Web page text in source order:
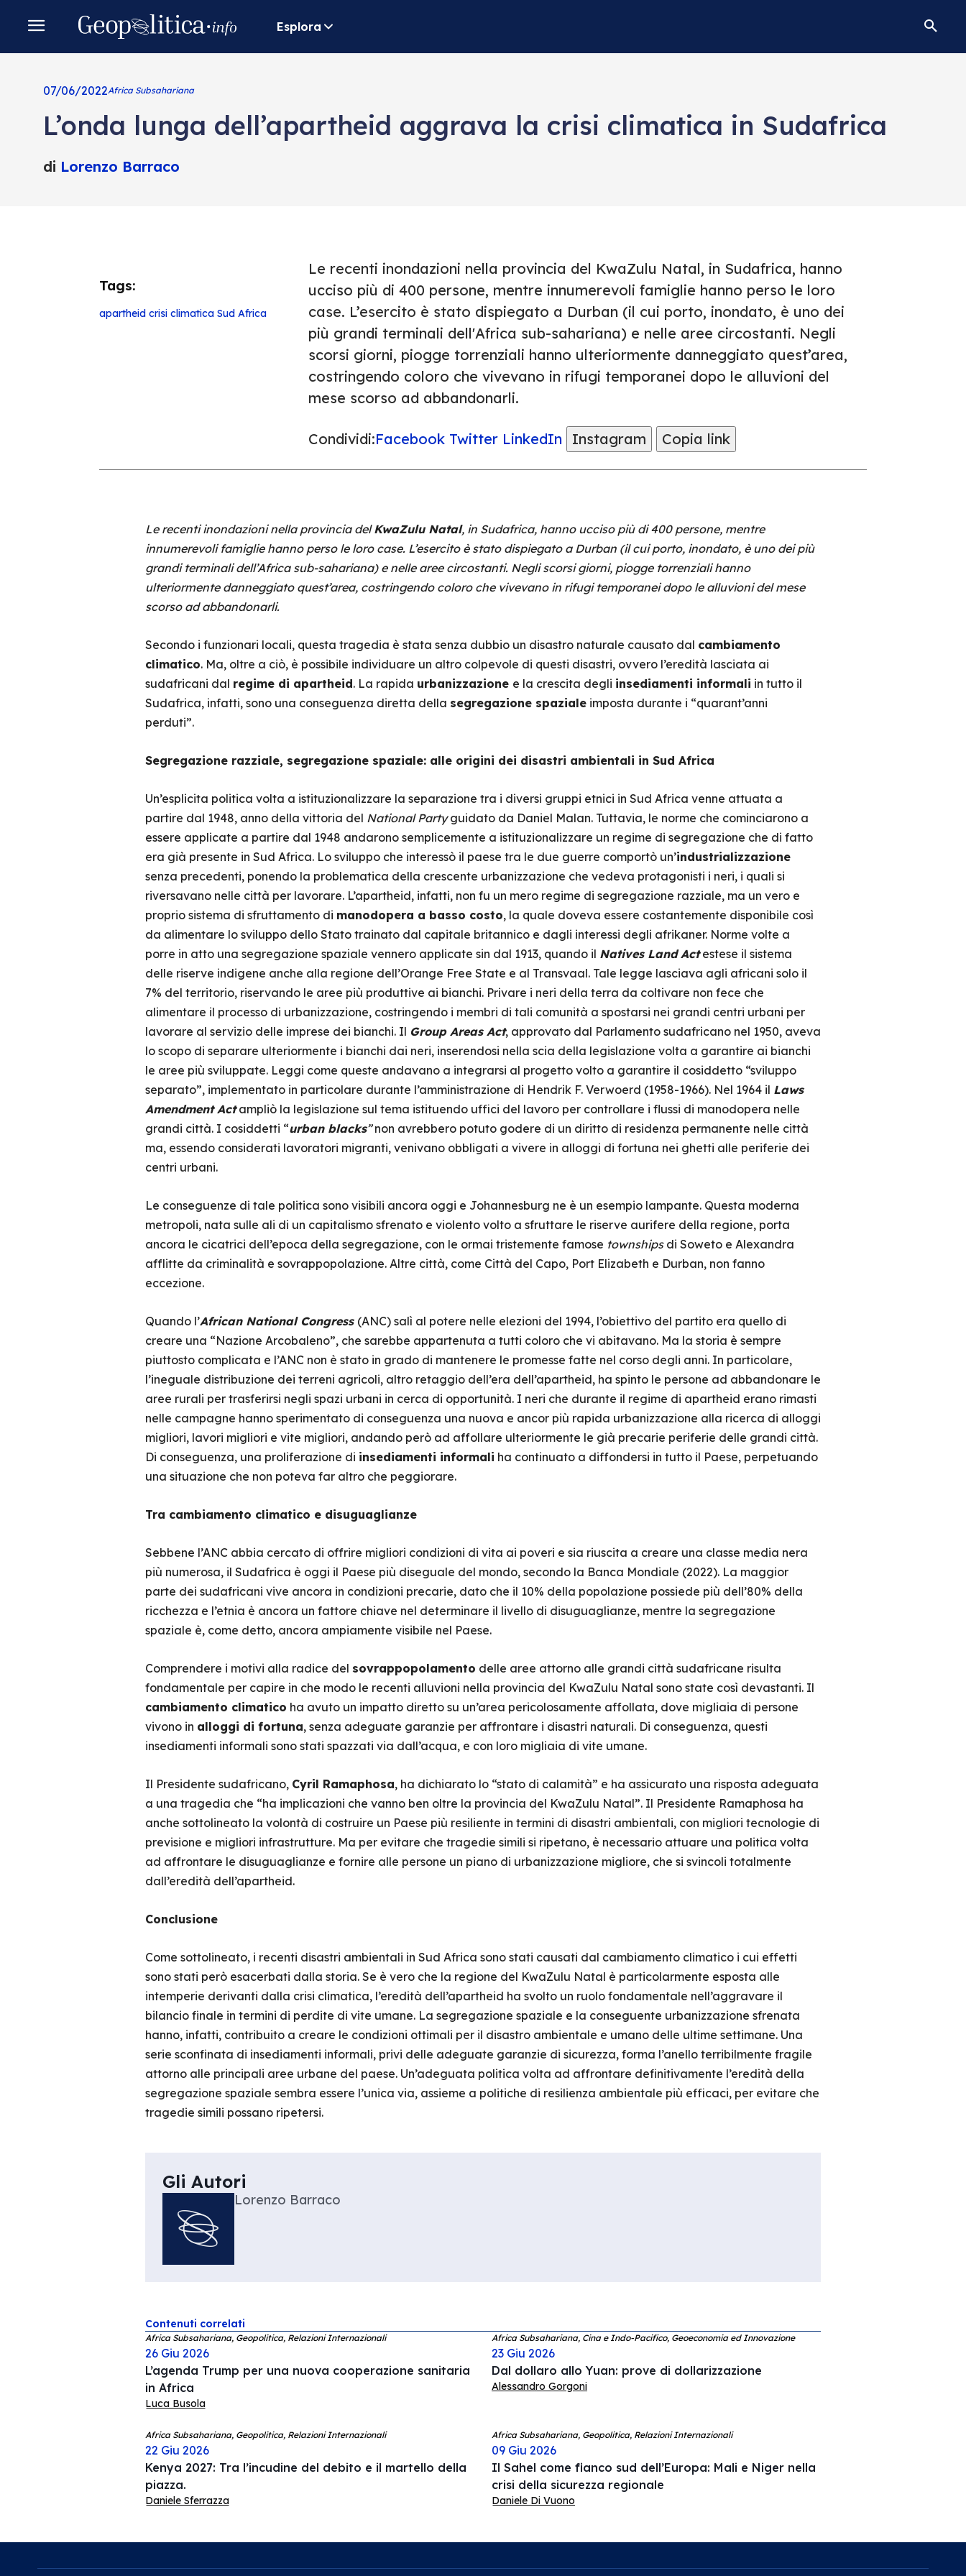
Esplora
07/06/2022Africa Subsahariana
L’onda lunga dell’apartheid aggrava la crisi climatica in Sudafrica
di Lorenzo Barraco
Tags:
apartheid crisi climatica Sud Africa
Le recenti inondazioni nella provincia del KwaZulu Natal, in Sudafrica, hanno
ucciso più di 400 persone, mentre innumerevoli famiglie hanno perso le loro
case. L’esercito è stato dispiegato a Durban (il cui porto, inondato, è uno dei
più grandi terminali dell'Africa sub-sahariana) e nelle aree circostanti. Negli
scorsi giorni, piogge torrenziali hanno ulteriormente danneggiato quest’area,
costringendo coloro che vivevano in rifugi temporanei dopo le alluvioni del
mese scorso ad abbandonarli.
Condividi:Facebook Twitter LinkedIn Instagram Copia link
Le recenti inondazioni nella provincia delKwaZulu Natal, in Sudafrica, hanno ucciso più di 400 persone, mentre
innumerevoli famiglie hanno perso le loro case. L’esercito è stato dispiegato a Durban (il cui porto, inondato, è uno dei più
grandi terminali dell’Africa sub-sahariana) e nelle aree circostanti. Negli scorsi giorni, piogge torrenziali hanno
ulteriormente danneggiato quest’area, costringendo coloro che vivevano in rifugi temporanei dopo le alluvioni del mese
scorso ad abbandonarli.
Secondo i funzionari locali, questa tragedia è stata senza dubbio un disastro naturale causato dal cambiamento
climatico. Ma, oltre a ciò, è possibile individuare un altro colpevole di questi disastri, ovvero l’eredità lasciata ai
sudafricani dal regime di apartheid. La rapida urbanizzazione e la crescita degli insediamenti informali in tutto il
Sudafrica, infatti, sono una conseguenza diretta della segregazione spazialeimposta durante i “quarant’anni
perduti”.
Segregazione razziale, segregazione spaziale: alle origini dei disastri ambientali in Sud Africa
Un’esplicita politica volta a istituzionalizzare la separazione tra i diversi gruppi etnici in Sud Africa venne attuata a
partire dal 1948, anno della vittoria del National Partyguidato da Daniel Malan. Tuttavia, le norme che cominciarono a
essere applicate a partire dal 1948 andarono semplicemente a istituzionalizzare un regime di segregazione che di fatto
era già presente in Sud Africa. Lo sviluppo che interessò il paese tra le due guerre comportò un’industrializzazione
senza precedenti, ponendo la problematica della crescente urbanizzazione che vedeva protagonisti i neri, i quali si
riversavano nelle città per lavorare. L’apartheid, infatti, non fu un mero regime di segregazione razziale, ma un vero e
proprio sistema di sfruttamento di manodopera a basso costo, la quale doveva essere costantemente disponibile così
da alimentare lo sviluppo dello Stato trainato dal capitale britannico e dagli interessi degli afrikaner. Norme volte a
porre in atto una segregazione spaziale vennero applicate sin dal 1913, quando il Natives Land Actestese il sistema
delle riserve indigene anche alla regione dell’Orange Free State e al Transvaal. Tale legge lasciava agli africani solo il
7% del territorio, riservando le aree più produttive ai bianchi. Privare i neri della terra da coltivare non fece che
alimentare il processo di urbanizzazione, costringendo i membri di tali comunità a spostarsi nei grandi centri urbani per
lavorare al servizio delle imprese dei bianchi. Il Group Areas Act, approvato dal Parlamento sudafricano nel 1950, aveva
lo scopo di separare ulteriormente i bianchi dai neri, inserendosi nella scia della legislazione volta a garantire ai bianchi
le aree più sviluppate. Leggi come queste andavano a integrarsi al progetto volto a garantire il cosiddetto “sviluppo
separato”, implementato in particolare durante l’amministrazione di Hendrik F. Verwoerd (1958-1966). Nel 1964 il Laws
Amendment Actampliò la legislazione sul tema istituendo uffici del lavoro per controllare i flussi di manodopera nelle
grandi città. I cosiddetti “urban blacks”non avrebbero potuto godere di un diritto di residenza permanente nelle città
ma, essendo considerati lavoratori migranti, venivano obbligati a vivere in alloggi di fortuna nei ghetti alle periferie dei
centri urbani.
Le conseguenze di tale politica sono visibili ancora oggi e Johannesburg ne è un esempio lampante. Questa moderna
metropoli, nata sulle ali di un capitalismo sfrenato e violento volto a sfruttare le riserve aurifere della regione, porta
ancora le cicatrici dell’epoca della segregazione, con le ormai tristemente famose townshipsdi Soweto e Alexandra
afflitte da criminalità e sovrappopolazione. Altre città, come Città del Capo, Port Elizabeth e Durban, non fanno
eccezione.
Quando l’African National Congress (ANC) salì al potere nelle elezioni del 1994, l’obiettivo del partito era quello di
creare una “Nazione Arcobaleno”, che sarebbe appartenuta a tutti coloro che vi abitavano. Ma la storia è sempre
piuttosto complicata e l’ANC non è stato in grado di mantenere le promesse fatte nel corso degli anni. In particolare,
l’ineguale distribuzione dei terreni agricoli, altro retaggio dell’era dell’apartheid, ha spinto le persone ad abbandonare le
aree rurali per trasferirsi negli spazi urbani in cerca di opportunità. I neri che durante il regime di apartheid erano rimasti
nelle campagne hanno sperimentato di conseguenza una nuova e ancor più rapida urbanizzazione alla ricerca di alloggi
migliori, lavori migliori e vite migliori, andando però ad affollare ulteriormente le già precarie periferie delle grandi città.
Di conseguenza, una proliferazione di insediamenti informali ha continuato a diffondersi in tutto il Paese, perpetuando
una situazione che non poteva far altro che peggiorare.
Tra cambiamento climatico e disuguaglianze
Sebbene l’ANC abbia cercato di offrire migliori condizioni di vita ai poveri e sia riuscita a creare una classe media nera
più numerosa, il Sudafrica è oggi il Paese più diseguale del mondo, secondo la Banca Mondiale (2022). La maggior
parte dei sudafricani vive ancora in condizioni precarie, dato che il 10% della popolazione possiede più dell’80% della
ricchezza e l’etnia è ancora un fattore chiave nel determinare il livello di disuguaglianze, mentre la segregazione
spaziale è, come detto, ancora ampiamente visibile nel Paese.
Comprendere i motivi alla radice del sovrappopolamento delle aree attorno alle grandi città sudafricane risulta
fondamentale per capire in che modo le recenti alluvioni nella provincia del KwaZulu Natal sono state così devastanti. Il
cambiamento climatico ha avuto un impatto diretto su un’area pericolosamente affollata, dove migliaia di persone
vivono in alloggi di fortuna, senza adeguate garanzie per affrontare i disastri naturali. Di conseguenza, questi
insediamenti informali sono stati spazzati via dall’acqua, e con loro migliaia di vite umane.
Il Presidente sudafricano, Cyril Ramaphosa, ha dichiarato lo “stato di calamità” e ha assicurato una risposta adeguata
a una tragedia che “ha implicazioni che vanno ben oltre la provincia del KwaZulu Natal”. Il Presidente Ramaphosa ha
anche sottolineato la volontà di costruire un Paese più resiliente in termini di disastri ambientali, con migliori tecnologie di
previsione e migliori infrastrutture. Ma per evitare che tragedie simili si ripetano, è necessario attuare una politica volta
ad affrontare le disuguaglianze e fornire alle persone un piano di urbanizzazione migliore, che si svincoli totalmente
dall’eredità dell’apartheid.
Conclusione
Come sottolineato, i recenti disastri ambientali in Sud Africa sono stati causati dal cambiamento climatico i cui effetti
sono stati però esacerbati dalla storia. Se è vero che la regione del KwaZulu Natal è particolarmente esposta alle
intemperie derivanti dalla crisi climatica, l’eredità dell’apartheid ha svolto un ruolo fondamentale nell’aggravare il
bilancio finale in termini di perdite di vite umane. La segregazione spaziale e la conseguente urbanizzazione sfrenata
hanno, infatti, contribuito a creare le condizioni ottimali per il disastro ambientale e umano delle ultime settimane. Una
serie sconfinata di insediamenti informali, privi delle adeguate garanzie di sicurezza, forma l’anello terribilmente fragile
attorno alle principali aree urbane del paese. Un’adeguata politica volta ad affrontare definitivamente l’eredità della
segregazione spaziale sembra essere l’unica via, assieme a politiche di resilienza ambientale più efficaci, per evitare che
tragedie simili possano ripetersi.
Gli Autori
Lorenzo Barraco
Contenuti correlati
Africa Subsahariana, Geopolitica, Relazioni Internazionali
26 Giu 2026
L’agenda Trump per una nuova cooperazione sanitaria
in Africa
Luca Busola
Africa Subsahariana, Cina e Indo-Pacifico, Geoeconomia ed Innovazione
23 Giu 2026
Dal dollaro allo Yuan: prove di dollarizzazione
Alessandro Gorgoni
Africa Subsahariana, Geopolitica, Relazioni Internazionali
22 Giu 2026
Kenya 2027: Tra l’incudine del debito e il martello della
piazza.
Daniele Sferrazza
Africa Subsahariana, Geopolitica, Relazioni Internazionali
09 Giu 2026
Il Sahel come fianco sud dell’Europa: Mali e Niger nella
crisi della sicurezza regionale
Daniele Di Vuono